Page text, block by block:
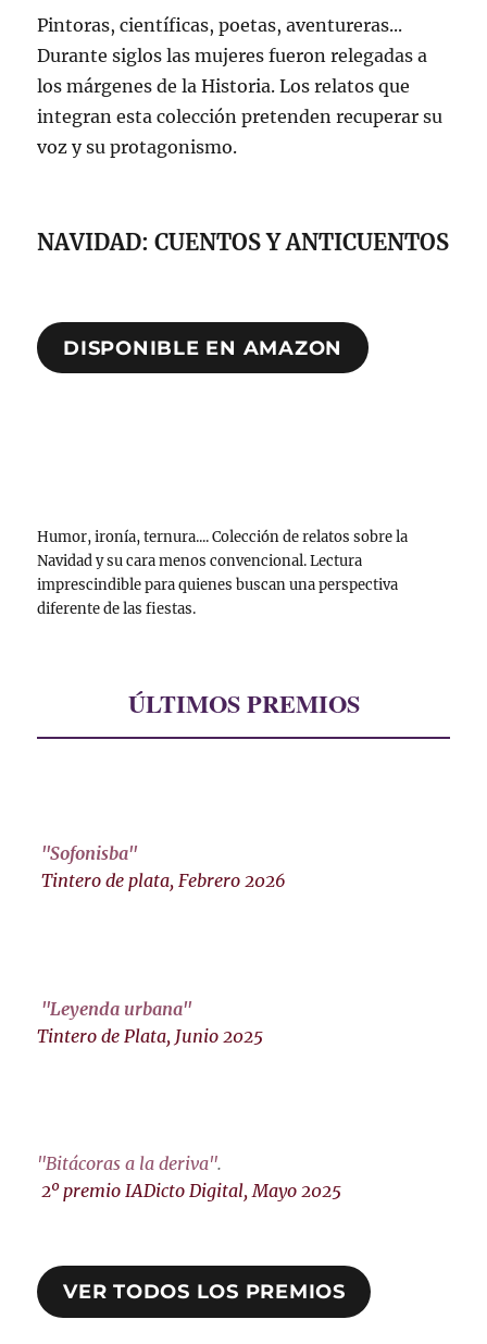
Pintoras, científicas, poetas, aventureras...
Durante siglos las mujeres fueron relegadas a
los márgenes de la Historia. Los relatos que
integran esta colección pretenden recuperar su
voz y su protagonismo.
NAVIDAD: CUENTOS Y ANTICUENTOS
DISPONIBLE EN AMAZON
Humor, ironía, ternura.... Colección de relatos sobre la
Navidad y su cara menos convencional. Lectura
imprescindible para quienes buscan una perspectiva
diferente de las fiestas.
ÚLTIMOS PREMIOS
"Sofonisba"
Tintero de plata, Febrero 2026
"Leyenda urbana"
Tintero de Plata, Junio 2025
"Bitácoras a la deriva".
2º premio IADicto Digital, Mayo 2025
VER TODOS LOS PREMIOS